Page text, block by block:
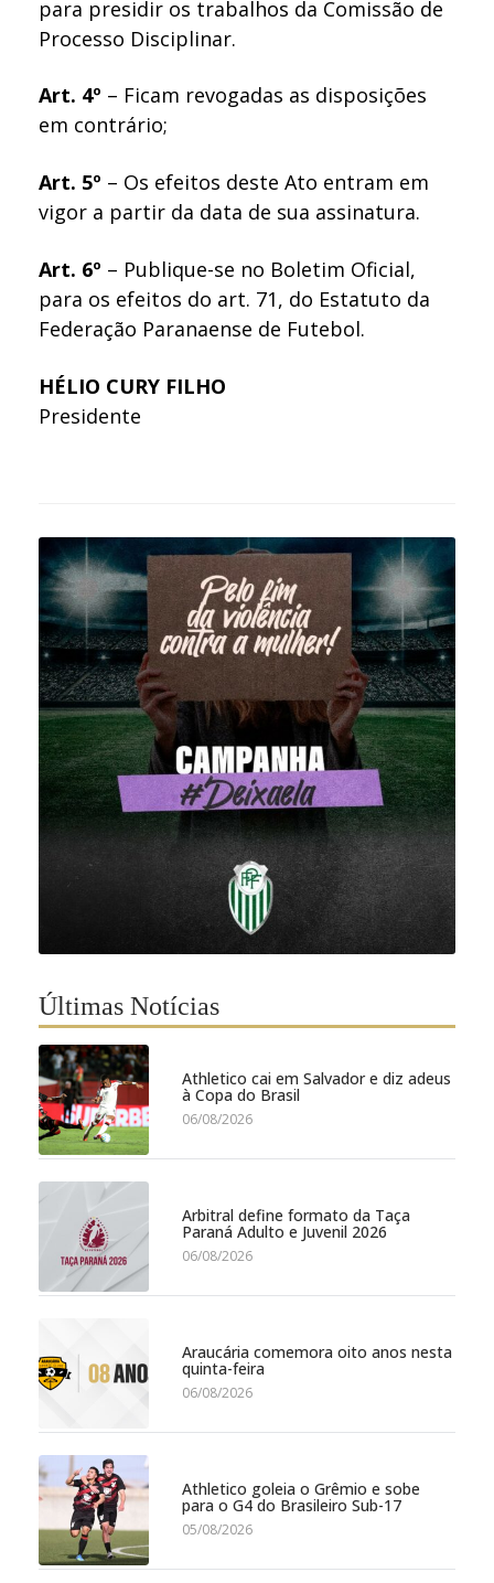
para presidir os trabalhos da Comissão de
Processo Disciplinar.
Art. 4º – Ficam revogadas as disposições
em contrário;
Art. 5º – Os efeitos deste Ato entram em
vigor a partir da data de sua assinatura.
Art. 6º – Publique-se no Boletim Oficial,
para os efeitos do art. 71, do Estatuto da
Federação Paranaense de Futebol.
HÉLIO CURY FILHO
Presidente
Últimas Notícias
Athletico cai em Salvador e diz adeus
à Copa do Brasil
06/08/2026
Arbitral define formato da Taça
Paraná Adulto e Juvenil 2026
06/08/2026
Araucária comemora oito anos nesta
quinta-feira
06/08/2026
Athletico goleia o Grêmio e sobe
para o G4 do Brasileiro Sub-17
05/08/2026